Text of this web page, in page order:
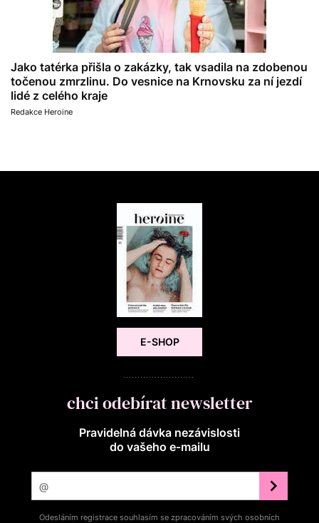
Jako tatérka přišla o zakázky, tak vsadila na zdobenou
točenou zmrzlinu. Do vesnice na Krnovsku za ní jezdí
lidé z celého kraje
Redakce Heroine
E-SHOP
chci odebírat newsletter
Pravidelná dávka nezávislosti
do vašeho e‑mailu
Odesláním registrace souhlasím se zpracováním svých osobních